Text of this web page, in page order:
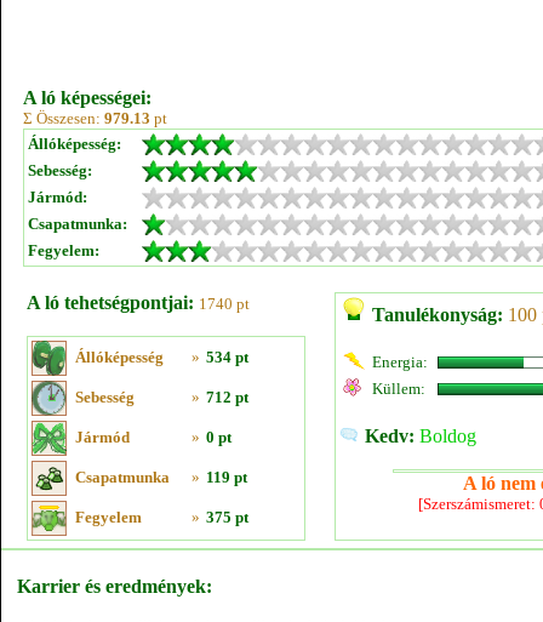
A ló képességei:
Σ Összesen: 979.13 pt
Állóképesség:
Sebesség:
Jármód:
Csapatmunka:
Fegyelem:
A ló tehetségpontjai: 1740 pt
Állóképesség » 534 pt
Sebesség » 712 pt
Jármód » 0 pt
Csapatmunka » 119 pt
Fegyelem » 375 pt
Tanulékonyság: 100
Energia:
Küllem:
Kedv: Boldog
A ló nem
Karrier és eredmények: